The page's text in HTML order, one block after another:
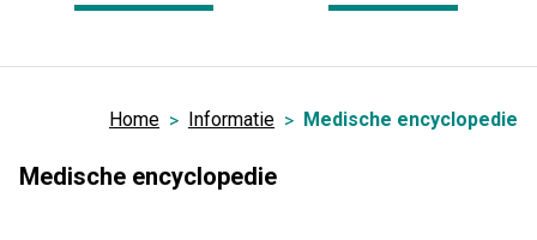
Home Informatie Medische encyclopedie
Medische encyclopedie